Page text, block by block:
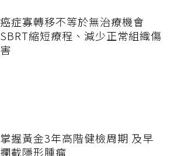
癌症寡轉移不等於無治療機會
SBRT縮短療程、減少正常組織傷
害
掌握黃金3年高階健檢周期 及早
攔截隱形腫瘤